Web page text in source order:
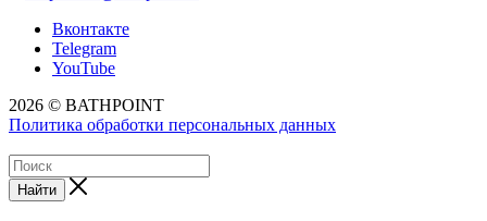
Вконтакте
Telegram
YouTube
2026 © BATHPOINT
Политика обработки персональных данных
Найти